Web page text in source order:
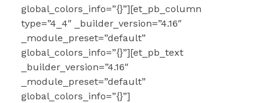
global_colors_info=”{}”][et_pb_column
type=”4_4″ _builder_version=”4.16″
_module_preset=”default”
global_colors_info=”{}”][et_pb_text
_builder_version=”4.16″
_module_preset=”default”
global_colors_info=”{}”]